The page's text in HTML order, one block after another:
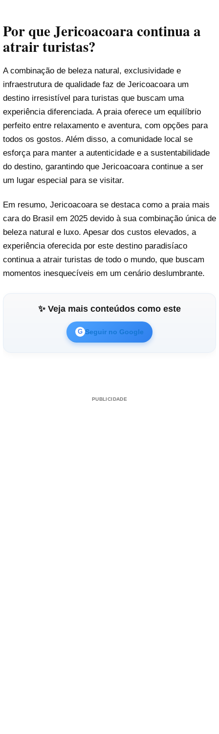
Por que Jericoacoara continua a
atrair turistas?
A combinação de beleza natural, exclusividade e
infraestrutura de qualidade faz de Jericoacoara um
destino irresistível para turistas que buscam uma
experiência diferenciada. A praia oferece um equilíbrio
perfeito entre relaxamento e aventura, com opções para
todos os gostos. Além disso, a comunidade local se
esforça para manter a autenticidade e a sustentabilidade
do destino, garantindo que Jericoacoara continue a ser
um lugar especial para se visitar.
Em resumo, Jericoacoara se destaca como a praia mais
cara do Brasil em 2025 devido à sua combinação única de
beleza natural e luxo. Apesar dos custos elevados, a
experiência oferecida por este destino paradisíaco
continua a atrair turistas de todo o mundo, que buscam
momentos inesquecíveis em um cenário deslumbrante.
✨ Veja mais conteúdos como este
G Seguir no Google
PUBLICIDADE